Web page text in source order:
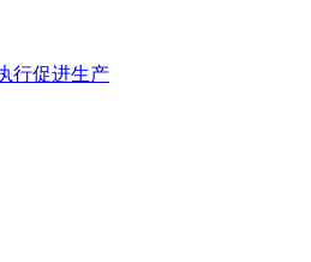
行促进生产